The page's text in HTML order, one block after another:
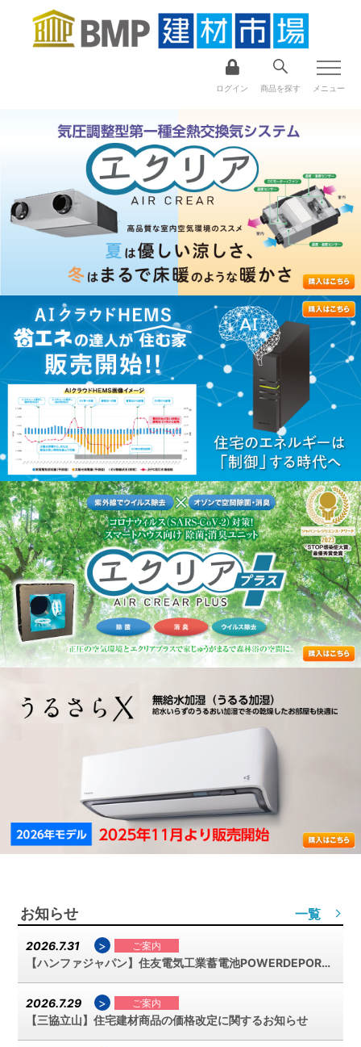
ログイン 商品を探す メニュー
お知らせ 一覧
2026.7.31 > ご案内
【ハンファジャパン】住友電気工業蓄電池POWERDEPORxリードタイム変更のご案内【再】
2026.7.29 > ご案内
【三協立山】住宅建材商品の価格改定に関するお知らせ